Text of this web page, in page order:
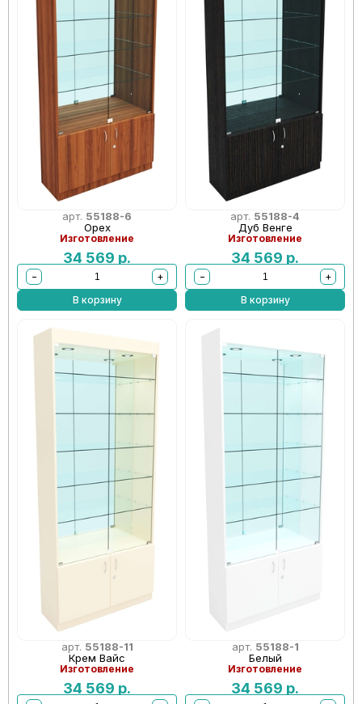
арт. 55188-6
Орех
Изготовление
34 569 р.
−
+
В корзину
арт. 55188-4
Дуб Венге
Изготовление
34 569 р.
−
+
В корзину
арт. 55188-11
Крем Вайс
Изготовление
34 569 р.
арт. 55188-1
Белый
Изготовление
34 569 р.